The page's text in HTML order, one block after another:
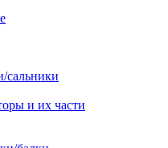
сальники
и их части